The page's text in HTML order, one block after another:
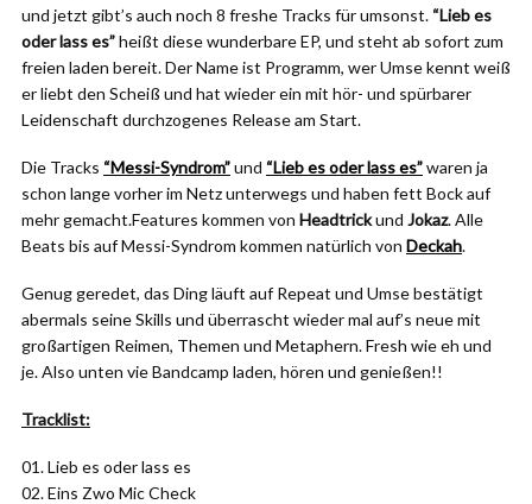
und jetzt gibt’s auch noch 8 freshe Tracks für umsonst. “Lieb es
oder lass es”heißt diese wunderbare EP, und steht ab sofort zum
freien laden bereit. Der Name ist Programm, wer Umse kennt weiß
er liebt den Scheiß und hat wieder ein mit hör- und spürbarer
Leidenschaft durchzogenes Release am Start.
Die Tracks “Messi-Syndrom”und “Lieb es oder lass es”waren ja
schon lange vorher im Netz unterwegs und haben fett Bock auf
mehr gemacht.Features kommen von Headtrickund Jokaz. Alle
Beats bis auf Messi-Syndrom kommen natürlich von Deckah.
Genug geredet, das Ding läuft auf Repeat und Umse bestätigt
abermals seine Skills und überrascht wieder mal auf’s neue mit
großartigen Reimen, Themen und Metaphern. Fresh wie eh und
je. Also unten vie Bandcamp laden, hören und genießen!!
Tracklist:
01. Lieb es oder lass es
02. Eins Zwo Mic Check